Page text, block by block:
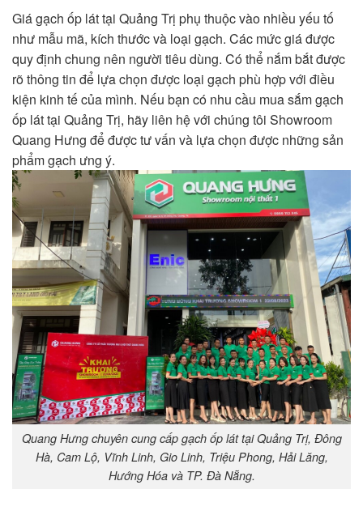
Giá gạch ốp lát tại Quảng Trị phụ thuộc vào nhiều yếu tố
như mẫu mã, kích thước và loại gạch. Các mức giá được
quy định chung nên người tiêu dùng. Có thể nắm bắt được
rõ thông tin để lựa chọn được loại gạch phù hợp với điều
kiện kinh tế của mình. Nếu bạn có nhu cầu mua sắm gạch
ốp lát tại Quảng Trị, hãy liên hệ với chúng tôi Showroom
Quang Hưng để được tư vấn và lựa chọn được những sản
phẩm gạch ưng ý.
Quang Hưng chuyên cung cấp gạch ốp lát tại Quảng Trị, Đông
Hà, Cam Lộ, Vĩnh Linh, Gio Linh, Triệu Phong, Hải Lăng,
Hướng Hóa và TP. Đà Nẵng.